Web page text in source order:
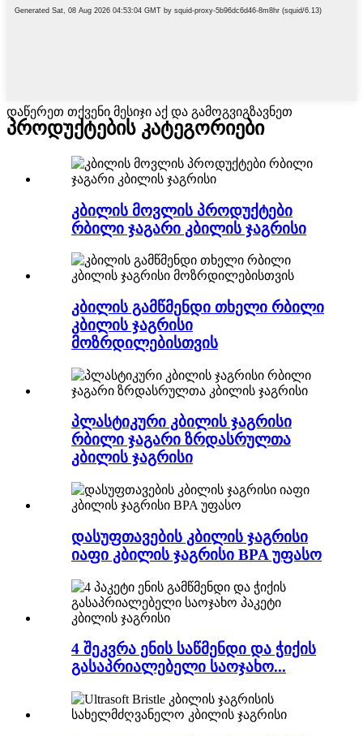
დაწერეთ თქვენი მესიჯი აქ და გამოგვიგზავნეთ
პროდუქტების კატეგორიები
კბილის მოვლის პროდუქტები
რბილი ჯაგარი კბილის ჯაგრისი
კბილის გამწმენდი თხელი რბილი
კბილის ჯაგრისი
მოზრდილებისთვის
პლასტიკური კბილის ჯაგრისი
რბილი ჯაგარი ზრდასრულთა
კბილის ჯაგრისი
დასუფთავების კბილის ჯაგრისი
იაფი კბილის ჯაგრისი BPA უფასო
4 შეკვრა ენის საწმენდი და ჭიქის
გასაპრიალებელი საოჯახო...